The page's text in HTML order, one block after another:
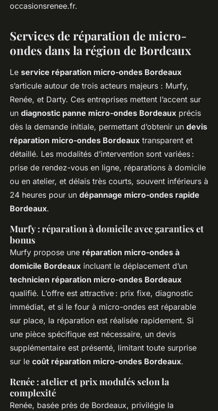
occasionsrenee.fr.
Services de réparation de micro-
ondes dans la région de Bordeaux
Le service réparation micro-ondes Bordeaux
s’articule autour de trois acteurs majeurs : Murfy,
Renée, et Darty. Ces entreprises mettent l’accent sur
un diagnostic panne micro-ondes Bordeaux précis
dès la demande initiale, permettant d’obtenir un devis
réparation micro-ondes Bordeaux transparent et
détaillé. Les modalités d’intervention sont variées :
prise de rendez-vous en ligne, réparations à domicile
ou en atelier, et délais très courts, souvent inférieurs à
24 heures pour un dépannage micro-ondes rapide
Bordeaux.
Murfy : réparation à domicile avec garanties et
bonus
Murfy propose une réparation micro-ondes à
domicile Bordeaux incluant le déplacement d’un
technicien réparation micro-ondes Bordeaux
qualifié. L’offre est attractive : prix fixe, diagnostic
immédiat, et si le four à micro-ondes est réparable
sur place, la réparation est réalisée rapidement. Si
une pièce spécifique est nécessaire, un devis
supplémentaire est présenté, limitant toute surprise
sur le coût réparation micro-ondes Bordeaux.
Renée : atelier et prix modulés selon la
complexité
Renée, basée près de Bordeaux, privilégie la